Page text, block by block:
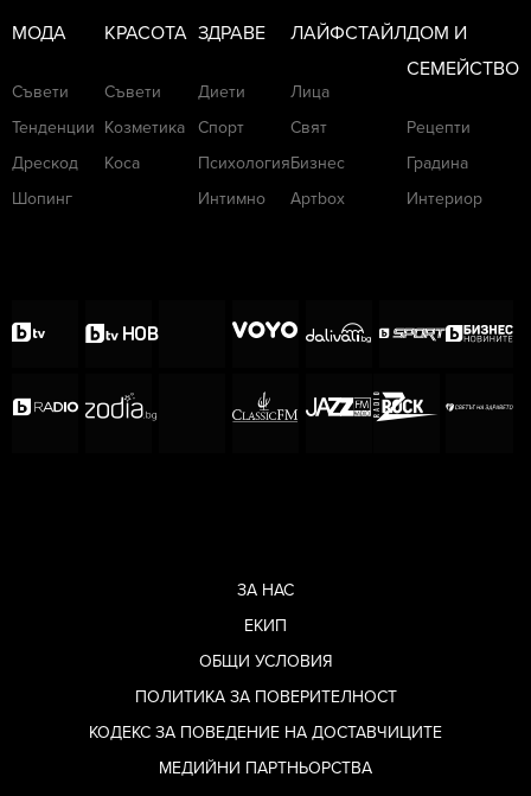
МОДА
Съвети
Тенденции
Дрескод
Шопинг
КРАСОТА
Съвети
Козметика
Коса
ЗДРАВЕ
Диети
Спорт
Психология
Интимно
ЛАЙФСТАЙЛ
Лица
Свят
Бизнес
Артbox
ДОМ И
СЕМЕЙСТВО
Рецепти
Градина
Интериор
ЗА НАС
ЕКИП
ОБЩИ УСЛОВИЯ
ПОЛИТИКА ЗА ПОВЕРИТЕЛНОСТ
КОДЕКС ЗА ПОВЕДЕНИЕ НА ДОСТАВЧИЦИТЕ
МЕДИЙНИ ПАРТНЬОРСТВА